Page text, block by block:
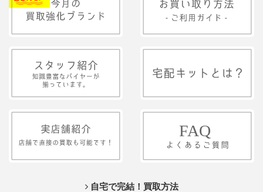
自宅で完結！買取方法